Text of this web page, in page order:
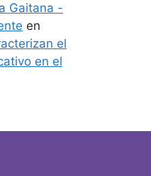
Gaitana -
en
el
en el